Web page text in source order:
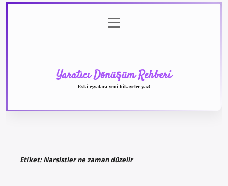
menüyü
aç
Yaratıcı Dönüşüm Rehberi
Eski eşyalara yeni hikayeler yaz!
Etiket:Narsistler ne zaman düzelir